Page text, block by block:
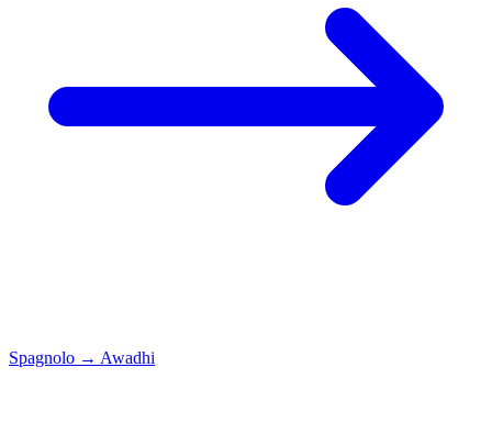
Spagnolo → Awadhi